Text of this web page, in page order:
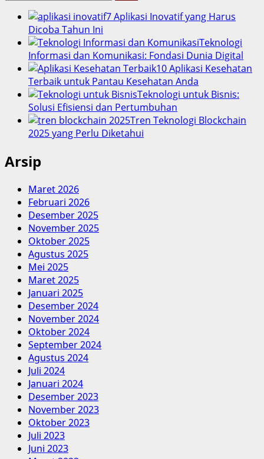
7 Aplikasi Inovatif yang Harus
Dicoba Tahun Ini
Teknologi
Informasi dan Komunikasi: Fondasi Dunia Digital
10 Aplikasi Kesehatan
Terbaik untuk Pantau Kesehatan Anda
Teknologi untuk Bisnis:
Solusi Efisiensi dan Pertumbuhan
Tren Teknologi Blockchain
2025 yang Perlu Diketahui
Arsip
Maret 2026
Februari 2026
Desember 2025
November 2025
Oktober 2025
Agustus 2025
Mei 2025
Maret 2025
Januari 2025
Desember 2024
November 2024
Oktober 2024
September 2024
Agustus 2024
Juli 2024
Januari 2024
Desember 2023
November 2023
Oktober 2023
Juli 2023
Juni 2023